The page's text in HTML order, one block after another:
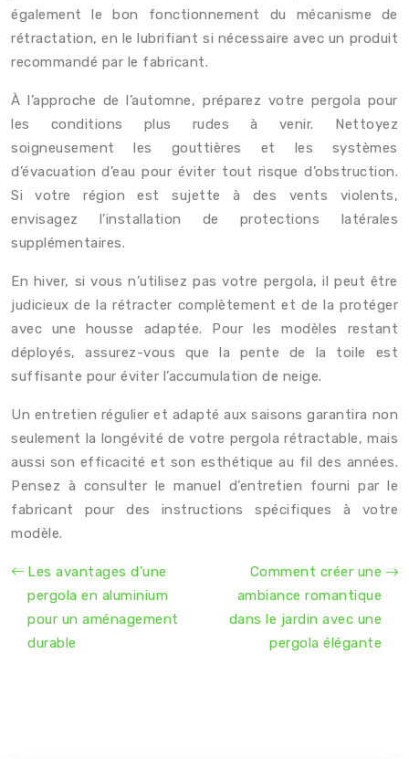
également le bon fonctionnement du mécanisme de
rétractation, en le lubrifiant si nécessaire avec un produit
recommandé par le fabricant.
À l’approche de l’automne, préparez votre pergola pour
les conditions plus rudes à venir. Nettoyez
soigneusement les gouttières et les systèmes
d’évacuation d’eau pour éviter tout risque d’obstruction.
Si votre région est sujette à des vents violents,
envisagez l’installation de protections latérales
supplémentaires.
En hiver, si vous n’utilisez pas votre pergola, il peut être
judicieux de la rétracter complètement et de la protéger
avec une housse adaptée. Pour les modèles restant
déployés, assurez-vous que la pente de la toile est
suffisante pour éviter l’accumulation de neige.
Un entretien régulier et adapté aux saisons garantira non
seulement la longévité de votre pergola rétractable, mais
aussi son efficacité et son esthétique au fil des années.
Pensez à consulter le manuel d’entretien fourni par le
fabricant pour des instructions spécifiques à votre
modèle.
Les avantages d’une
pergola en aluminium
pour un aménagement
durable
Comment créer une
ambiance romantique
dans le jardin avec une
pergola élégante